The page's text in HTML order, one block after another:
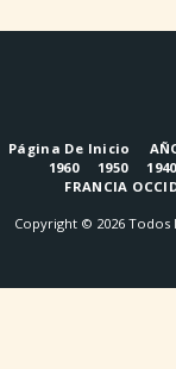
Página De Inicio
1960
1950 1940
FRANCIA
Copyright © 2026